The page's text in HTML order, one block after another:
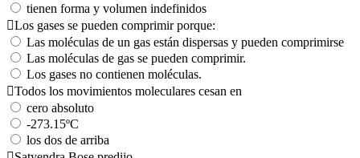
tienen forma y volumen indefinidos
Los gases se pueden comprimir porque:
Las moléculas de un gas están dispersas y pueden comprimirse
Las moléculas de gas se pueden comprimir.
Los gases no contienen moléculas.
Todos los movimientos moleculares cesan en
cero absoluto
-273.15ºC
los dos de arriba